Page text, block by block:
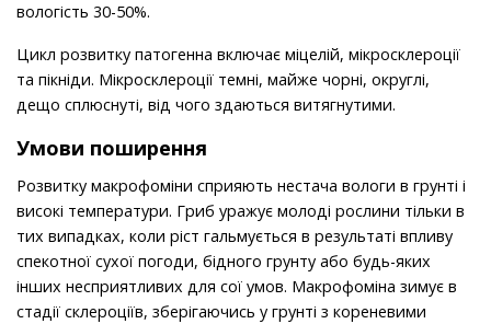
вологість 30-50%.
Цикл розвитку патогенна включає міцелій, мікросклероції
та пікніди. Мікросклероції темні, майже чорні, округлі,
дещо сплюснуті, від чого здаються витягнутими.
Умови поширення
Розвитку макрофоміни сприяють нестача вологи в грунті і
високі температури. Гриб уражує молоді рослини тільки в
тих випадках, коли ріст гальмується в результаті впливу
спекотної сухої погоди, бідного грунту або будь-яких
інших несприятливих для сої умов. Макрофоміна зимує в
стадії склероціїв, зберігаючись у грунті з кореневими